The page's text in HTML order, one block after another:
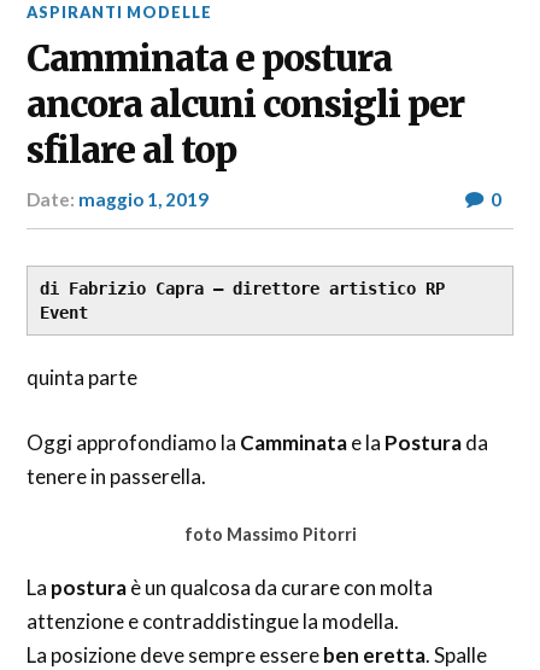
ASPIRANTI MODELLE
Camminata e postura
ancora alcuni consigli per
sfilare al top
Date: maggio 1, 2019
&
Glamour
0
di Fabrizio Capra – direttore artistico RP
Event
quinta parte
Oggi approfondiamo la Camminatae la Posturada
tenere in passerella.
foto Massimo Pitorri
La posturaè un qualcosa da curare con molta
attenzione e contraddistingue la modella.
La posizione deve sempre essereben eretta. Spalle